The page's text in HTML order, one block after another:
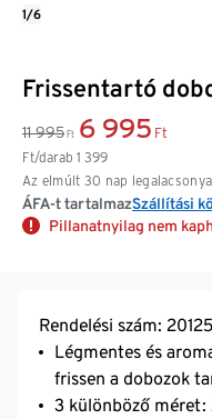
Frissentartó
11 995 Ft 6 995 Ft
Ft/darab 1 399
Az elmúlt 30 nap
ÁFA-t tartalmazSzállítási
Pillanatnyilag nem
1/6
Rendelési szám:
Légmentes és
frissen a dobozok
3 különböző méret: